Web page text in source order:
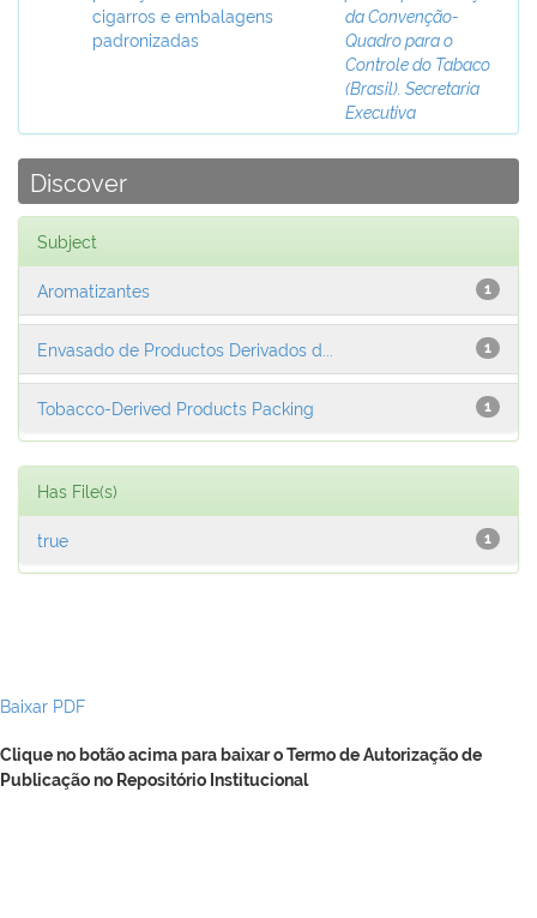
cigarros e embalagens
padronizadas
da Convenção-
Quadro para o
Controle do Tabaco
(Brasil). Secretaria
Executiva
Discover
Subject
1
Aromatizantes
1
Envasado de Productos Derivados d...
1
Tobacco-Derived Products Packing
Has File(s)
1
true
Baixar PDF
Clique no botão acima para baixar o Termo de Autorização de
Publicação no Repositório Institucional